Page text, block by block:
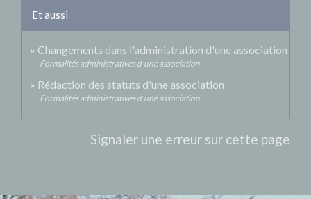
Et aussi
Changements dans l'administration d'une association
Formalités administratives d'une association
Rédaction des statuts d'une association
Formalités administratives d'une association
Signaler une erreur sur cette page